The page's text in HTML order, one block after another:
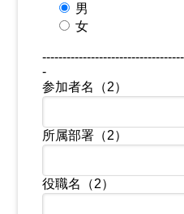
男
女
-
参加者名（2）
所属部署（2）
役職名（2）